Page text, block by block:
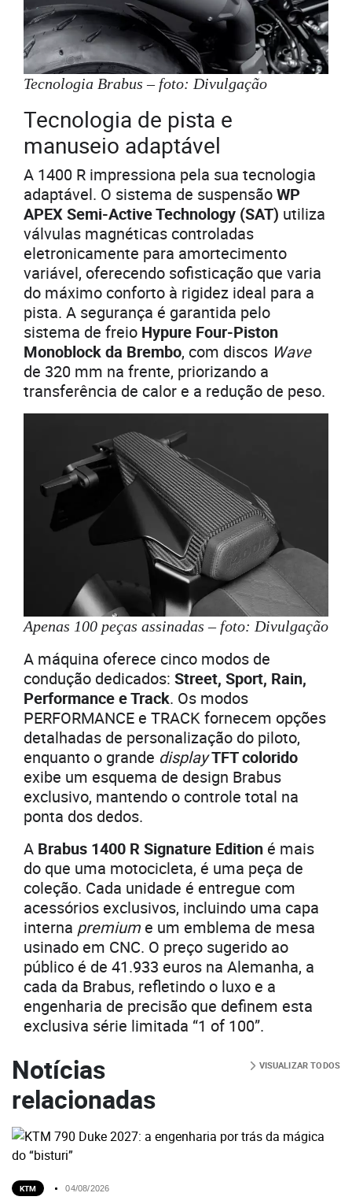
Tecnologia Brabus – foto: Divulgação
Tecnologia de pista e
manuseio adaptável
A 1400 R impressiona pela sua tecnologia
adaptável. O sistema de suspensãoWP
APEX Semi-Active Technology (SAT) utiliza
válvulas magnéticas controladas
eletronicamente para amortecimento
variável, oferecendo sofisticação que varia
do máximo conforto à rigidez ideal para a
pista. A segurança é garantida pelo
sistema de freio Hypure Four-Piston
Monoblock da Brembo, com discos Wave
de 320 mm na frente, priorizando a
transferência de calor e a redução de peso.
Apenas 100 peças assinadas – foto: Divulgação
A máquina oferece cinco modos de
condução dedicados: Street, Sport, Rain,
Performance e Track. Os modos
PERFORMANCE e TRACK fornecem opções
detalhadas de personalização do piloto,
enquanto o grande displayTFT colorido
exibe um esquema de design Brabus
exclusivo, mantendo o controle total na
ponta dos dedos.
A Brabus 1400 R Signature Edition é mais
do que uma motocicleta, é uma peça de
coleção. Cada unidade é entregue com
acessórios exclusivos, incluindo uma capa
interna premium e um emblema de mesa
usinado em CNC. O preço sugerido ao
público é de 41.933 euros na Alemanha, a
cada da Brabus, refletindo o luxo e a
engenharia de precisão que definem esta
exclusiva série limitada “1 of 100”.
Notícias
relacionadas
VISUALIZAR TODOS
KTM 04/08/2026